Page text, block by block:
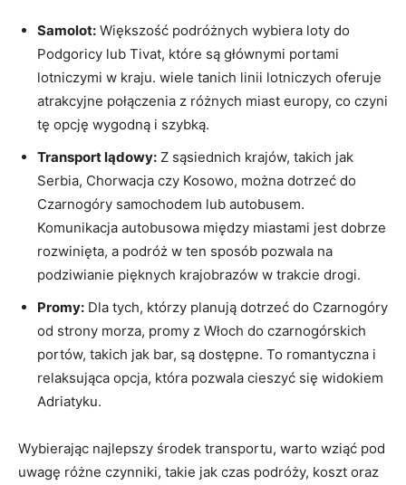
Samolot: Większość ‌podróżnych wybiera loty do
Podgoricy lub​ Tivat, które są głównymi portami
⁣lotniczymi w kraju. wiele tanich linii lotniczych‌ oferuje
atrakcyjne połączenia z różnych miast⁣ europy, co czyni
tę opcję wygodną ‍i⁣ szybką.
Transport lądowy: Z sąsiednich krajów, takich jak
Serbia, Chorwacja czy Kosowo, można dotrzeć ⁣do
Czarnogóry samochodem lub autobusem.
Komunikacja autobusowa między miastami jest⁤ dobrze
rozwinięta, a podróż w ten sposób⁣ pozwala​ na
podziwianie pięknych krajobrazów w trakcie drogi.
Promy: Dla tych, którzy planują dotrzeć ​do Czarnogóry
od strony ‌morza, promy z Włoch do czarnogórskich
portów, takich jak bar, są dostępne. To romantyczna i
relaksująca opcja, która pozwala‌ cieszyć się widokiem
Adriatyku.
Wybierając‌ najlepszy środek transportu, warto wziąć pod
uwagę różne czynniki, takie jak czas podróży, koszt oraz